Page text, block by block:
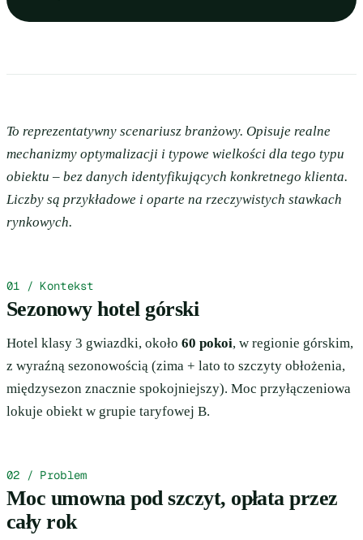
To reprezentatywny scenariusz branżowy. Opisuje realne
mechanizmy optymalizacji i typowe wielkości dla tego typu
obiektu – bez danych identyfikujących konkretnego klienta.
Liczby są przykładowe i oparte na rzeczywistych stawkach
rynkowych.
01 / Kontekst
Sezonowy hotel górski
Hotel klasy 3 gwiazdki, około 60 pokoi, w regionie górskim,
z wyraźną sezonowością (zima + lato to szczyty obłożenia,
międzysezon znacznie spokojniejszy). Moc przyłączeniowa
lokuje obiekt w grupie taryfowej B.
02 / Problem
Moc umowna pod szczyt, opłata przez
cały rok